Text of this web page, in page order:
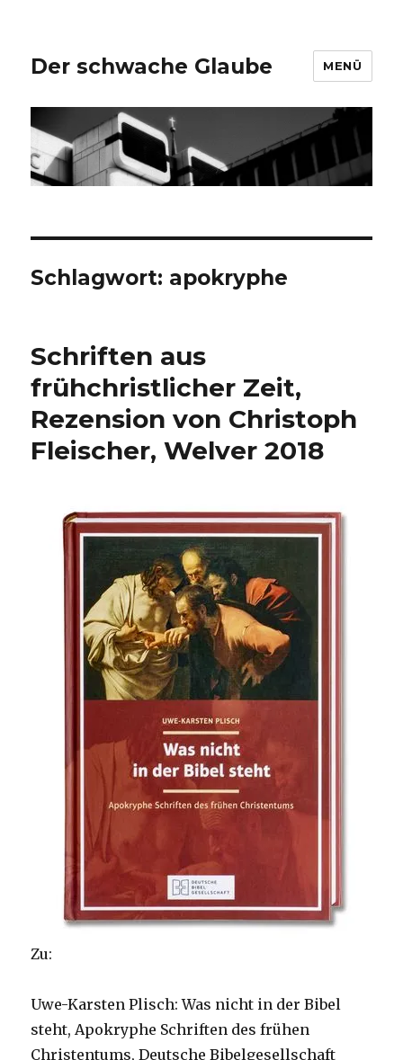
Der schwache Glaube MENÜ
Schlagwort: apokryphe
Schriften aus
frühchristlicher Zeit,
Rezension von Christoph
Fleischer, Welver 2018
Zu:
Uwe-Karsten Plisch: Was nicht in der Bibel
steht, Apokryphe Schriften des frühen
Christentums, Deutsche Bibelgesellschaft